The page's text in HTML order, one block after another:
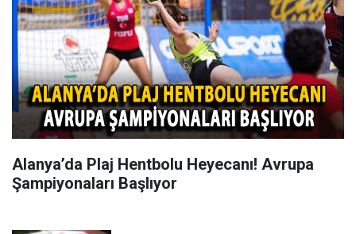
Alanya’da Plaj Hentbolu Heyecanı! Avrupa
Şampiyonaları Başlıyor